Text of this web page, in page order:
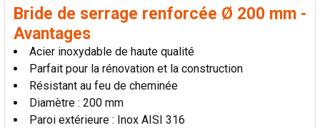
LA
SÉLECTION
AU PANIER
Bride de serrage renforcée Ø 200 mm -
Avantages
Acier inoxydable de haute qualité
Parfait pour la rénovation et la construction
Résistant au feu de cheminée
Diamètre : 200 mm
Paroi extérieure : Inox AISI 316